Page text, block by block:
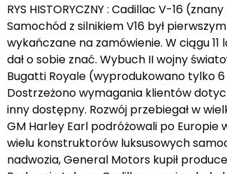
RYS HISTORYCZNY : Cadillac V-16
Samochód z silnikiem V16 był
wykańczane na zamówienie. W ciągu
dał o sobie znać. Wybuch II wojny
Bugatti Royale (wyprodukowano tylko
Dostrzeżono wymagania klientów
inny dostępny. Rozwój przebiegał w
GM Harley Earl podróżowali po
wielu konstruktorów luksusowych
nadwozia, General Motors kupił